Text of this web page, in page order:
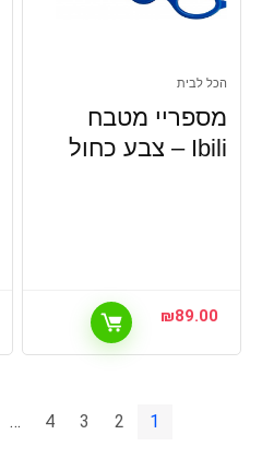
הכל לבית
מספריי מטבח
Ibili – צבע כחול
₪89.00
1
2
3
4
…